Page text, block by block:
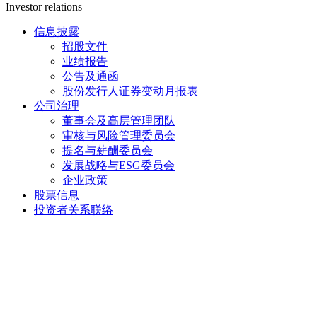
Investor relations
信息披露
招股文件
业绩报告
公告及通函
股份发行人证券变动月报表
公司治理
董事会及高层管理团队
审核与风险管理委员会
提名与薪酬委员会
发展战略与ESG委员会
企业政策
股票信息
投资者关系联络